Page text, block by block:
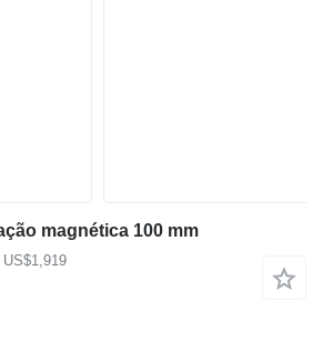
magnética 100 mm
US$1,919